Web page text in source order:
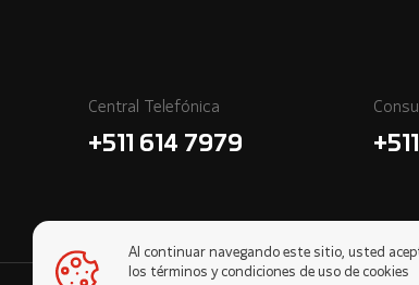
Central Telefónica
+511 614 7979
Al continuar navegando este sitio, usted
los términos y condiciones de uso de cookies